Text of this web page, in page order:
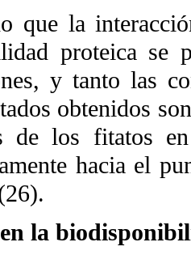
la
proteica se
y tanto las
obtenidos
de los fitatos
hacia el
la